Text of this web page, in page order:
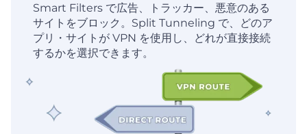
Smart Filters で広告、トラッカー、悪意のある
サイトをブロック。Split Tunneling で、どのア
プリ・サイトが VPN を使用し、どれが直接接続
するかを選択できます。